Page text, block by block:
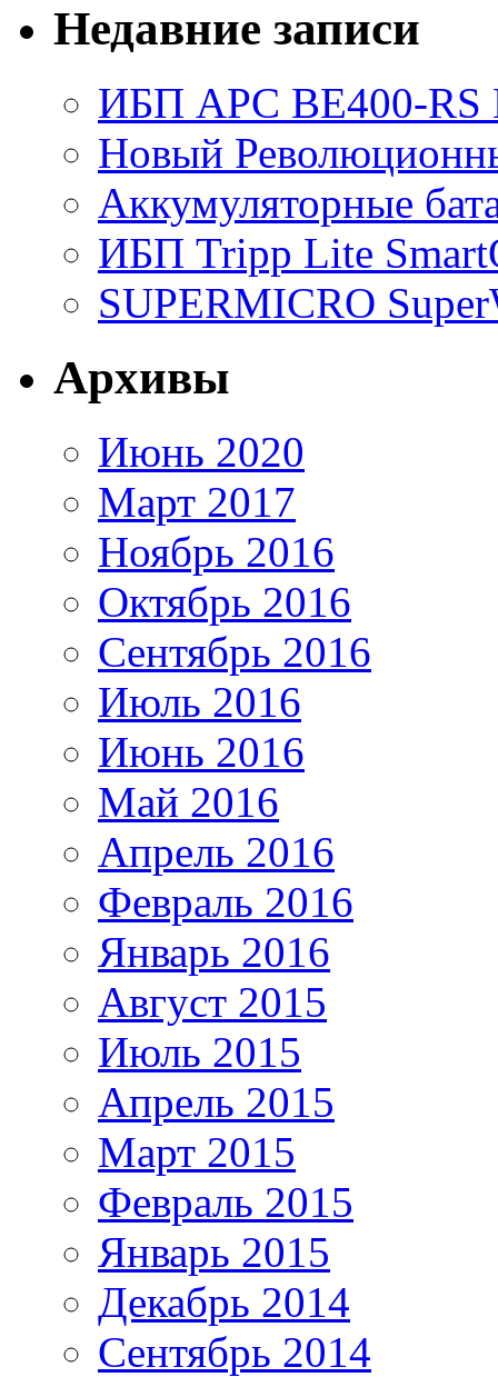
Недавние записи
ИБП APC BE400-RS
Новый
Аккумуляторные
ИБП Tripp Lite
SUPERMICRO
Архивы
Июнь 2020
Март 2017
Ноябрь 2016
Октябрь 2016
Сентябрь 2016
Июль 2016
Июнь 2016
Май 2016
Апрель 2016
Февраль 2016
Январь 2016
Август 2015
Июль 2015
Апрель 2015
Март 2015
Февраль 2015
Январь 2015
Декабрь 2014
Сентябрь 2014